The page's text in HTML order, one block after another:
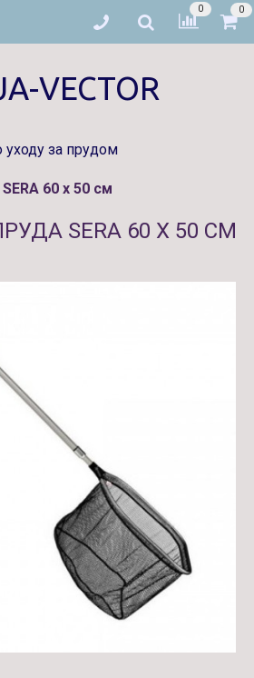
0 0
VECTOR
уходу за прудом
60 x 50 см
SERA 60 X 50 СМ